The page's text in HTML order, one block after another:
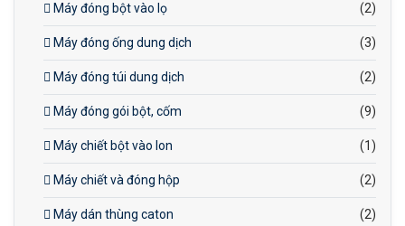
Máy đóng bột vào lọ (2)
Máy đóng ống dung dịch (3)
Máy đóng túi dung dịch (2)
Máy đóng gói bột, cốm (9)
Máy chiết bột vào lon (1)
Máy chiết và đóng hộp (2)
Máy dán thùng caton (2)